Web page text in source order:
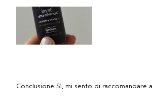
Conclusione Sì, mi sento di raccomandare